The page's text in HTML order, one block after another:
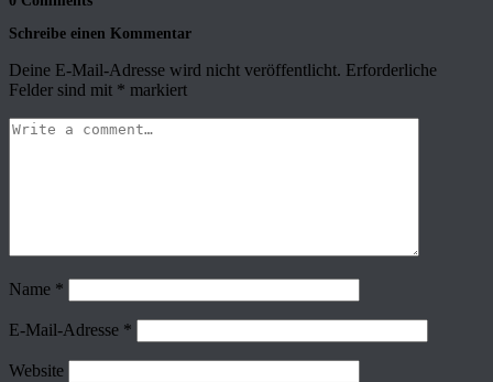
Schreibe einen Kommentar
Deine E-Mail-Adresse wird nicht veröffentlicht. Erforderliche
Felder sind mit * markiert
Name *
E-Mail-Adresse *
Website